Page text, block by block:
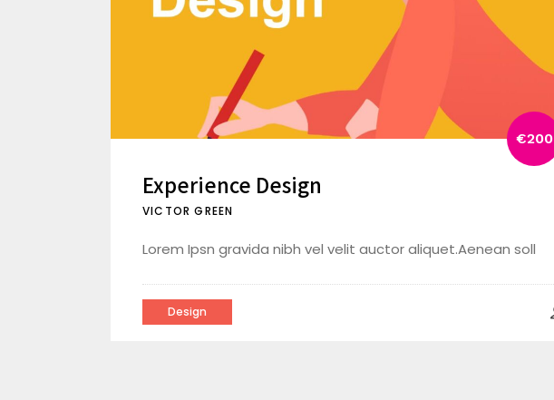
Experience Design
€200
VICTOR GREEN
Lorem Ipsn gravida nibh vel velit auctor aliquet.Aenean soll
Design